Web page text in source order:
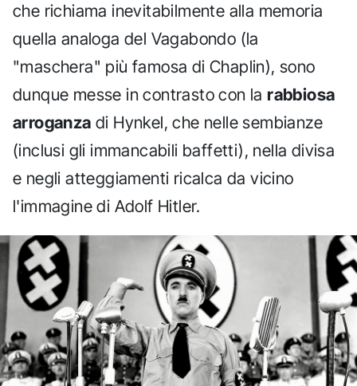
che richiama inevitabilmente alla memoria
quella analoga del Vagabondo (la
"maschera" più famosa di Chaplin), sono
dunque messe in contrasto con la rabbiosa
arroganza di Hynkel, che nelle sembianze
(inclusi gli immancabili baffetti), nella divisa
e negli atteggiamenti ricalca da vicino
l'immagine di Adolf Hitler.